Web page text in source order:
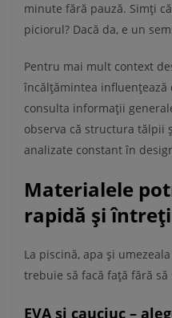
minute fără pauză. Simți
piciorul? Dacă da, e un
Pentru mai mult context
încălțămintea
consulta informații
observa că structura tălpii
analizate constant în
Materialele
rapidă și
La piscină, apa și
trebuie să facă față fără să
EVA și cauciuc –